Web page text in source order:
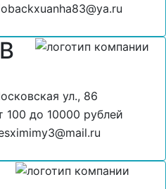
ул., 86
100 до 10000 рублей